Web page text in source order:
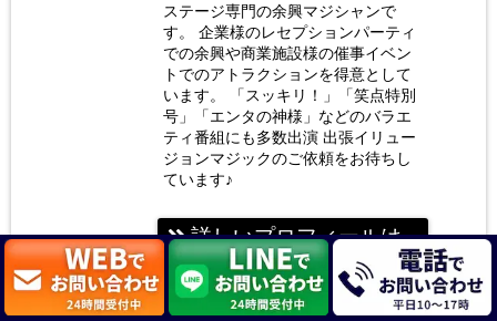
ステージ専門の余興マジシャンで
す。 企業様のレセプションパーティ
での余興や商業施設様の催事イベン
トでのアトラクションを得意として
います。 「スッキリ！」「笑点特別
号」「エンタの神様」などのバラエ
ティ番組にも多数出演 出張イリュー
ジョンマジックのご依頼をお待ちし
ています♪
詳しいプロフィールは
こちら